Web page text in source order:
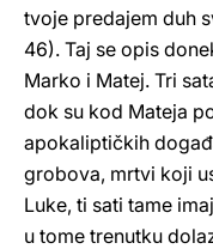
tvoje predajem duh
46). Taj se opis
Marko i Matej. Tri
dok su kod Mateja
apokaliptičkih
grobova, mrtvi koji
Luke, ti sati tame
u tome trenutku